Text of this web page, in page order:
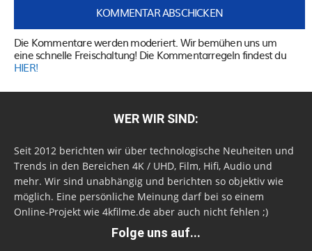
Die Kommentare werden moderiert. Wir bemühen uns um
eine schnelle Freischaltung! Die Kommentarregeln findest du
HIER!
WER WIR SIND:
Seit 2012 berichten wir über technologische Neuheiten und
Trends in den Bereichen 4K / UHD, Film, Hifi, Audio und
mehr. Wir sind unabhängig und berichten so objektiv wie
möglich. Eine persönliche Meinung darf bei so einem
Online-Projekt wie 4kfilme.de aber auch nicht fehlen ;)
Folge uns auf...